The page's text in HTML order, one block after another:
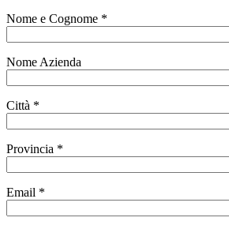
Nome e Cognome *
Nome Azienda
Città *
Provincia *
Email *